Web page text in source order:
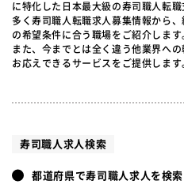
に特化した日本最大級の寿司職人転職
多く寿司職人転職求人募集情報から
の希望条件に合う職場をご紹介します
また、今までとは全く違う他業界へ
お応えできるサービスをご提供します
寿司職人求人検索
都道府県で寿司職人求人を検索